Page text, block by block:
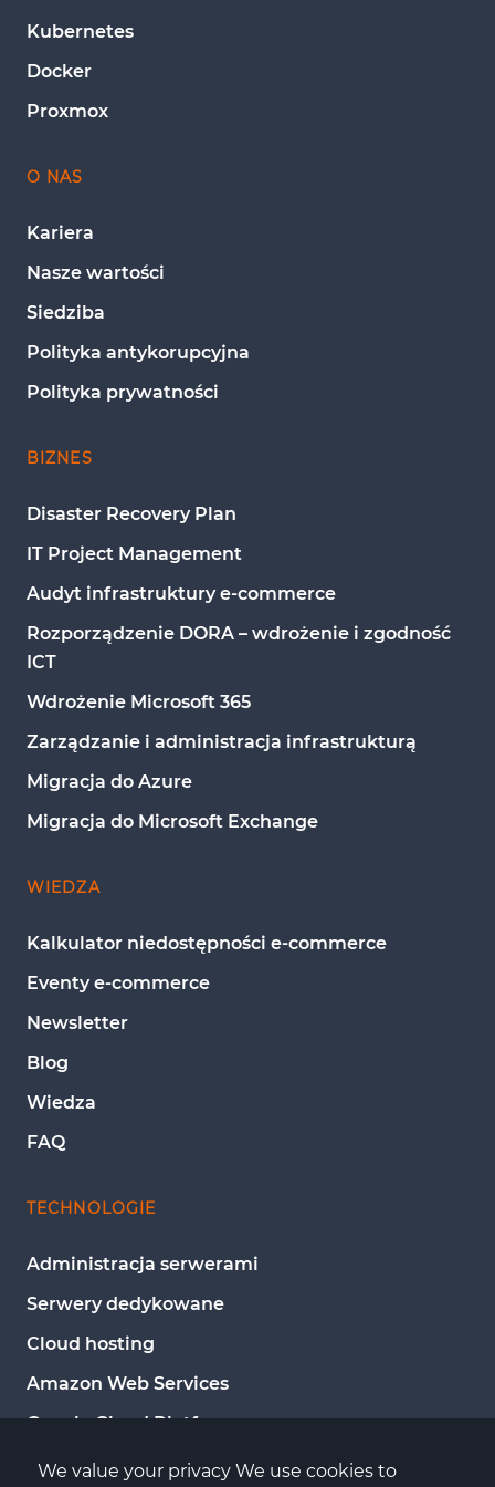
Kubernetes
Docker
Proxmox
O NAS
Kariera
Nasze wartości
Siedziba
Polityka antykorupcyjna
Polityka prywatności
BIZNES
Disaster Recovery Plan
IT Project Management
Audyt infrastruktury e-commerce
Rozporządzenie DORA – wdrożenie i zgodność
ICT
Wdrożenie Microsoft 365
Zarządzanie i administracja infrastrukturą
Migracja do Azure
Migracja do Microsoft Exchange
WIEDZA
Kalkulator niedostępności e-commerce
Eventy e-commerce
Newsletter
Blog
Wiedza
FAQ
TECHNOLOGIE
Administracja serwerami
Serwery dedykowane
Cloud hosting
Amazon Web Services
Google Cloud Platform
Microsoft Azure
We value your privacy We use cookies to